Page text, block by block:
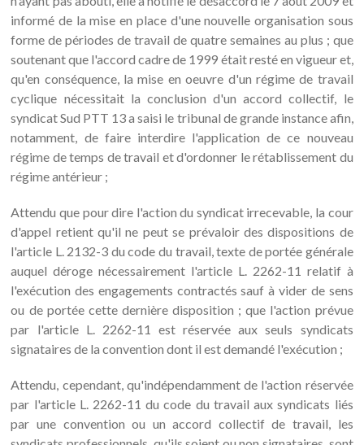
informé de la mise en place d'une nouvelle organisation sous
forme de périodes de travail de quatre semaines au plus ; que
soutenant que l'accord cadre de 1999 était resté en vigueur et,
qu'en conséquence, la mise en oeuvre d'un régime de travail
cyclique nécessitait la conclusion d'un accord collectif, le
syndicat Sud PTT 13 a saisi le tribunal de grande instance afin,
notamment, de faire interdire l'application de ce nouveau
régime de temps de travail et d'ordonner le rétablissement du
régime antérieur ;
Attendu que pour dire l'action du syndicat irrecevable, la cour
d'appel retient qu'il ne peut se prévaloir des dispositions de
l'article L. 2132-3 du code du travail, texte de portée générale
auquel déroge nécessairement l'article L. 2262-11 relatif à
l'exécution des engagements contractés sauf à vider de sens
ou de portée cette dernière disposition ; que l'action prévue
par l'article L. 2262-11 est réservée aux seuls syndicats
signataires de la convention dont il est demandé l'exécution ;
Attendu, cependant, qu'indépendamment de l'action réservée
par l'article L. 2262-11 du code du travail aux syndicats liés
par une convention ou un accord collectif de travail, les